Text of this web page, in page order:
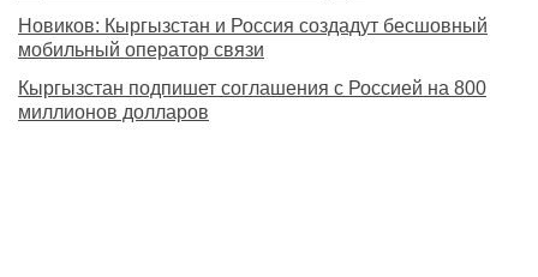
Новиков: Кыргызстан и Россия создадут бесшовный
мобильный оператор связи
Кыргызстан подпишет соглашения с Россией на 800
миллионов долларов